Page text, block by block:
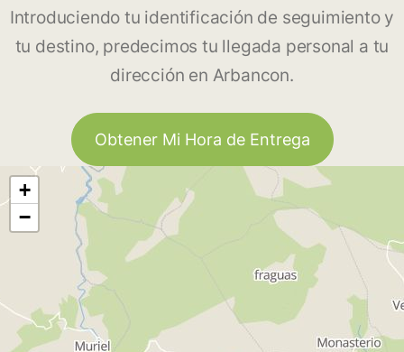
Introduciendo tu identificación de seguimiento y
tu destino, predecimos tu llegada personal a tu
dirección en Arbancon.
Obtener Mi Hora de Entrega
+
−